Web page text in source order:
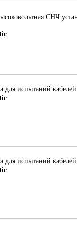
СНЧ
для испытаний
для испытаний